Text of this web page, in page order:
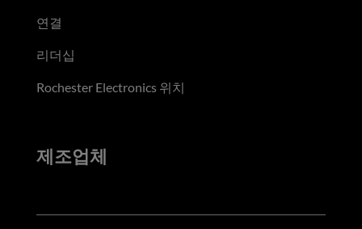
연결
리더십
Rochester Electronics 위치
제조업체